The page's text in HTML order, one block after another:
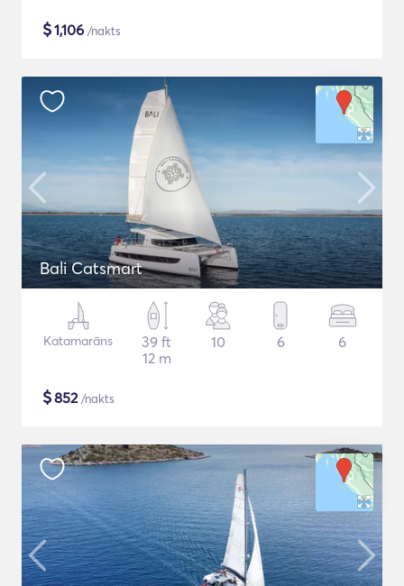
$1,106 /nakts
Bali Catsmart
Katamarāns
39 ft
12 m
10 6 6
$852/nakts